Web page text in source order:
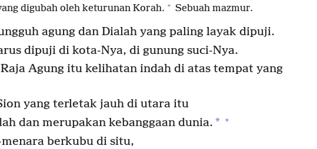
digubah oleh keturunan Korah. + Sebuah mazmur.
agung dan Dialah yang paling layak dipuji.
dipuji di kota-Nya, di gunung suci-Nya.
Agung itu kelihatan indah di atas tempat yang
yang terletak jauh di utara itu
dan merupakan kebanggaan dunia. * +
berkubu di situ,